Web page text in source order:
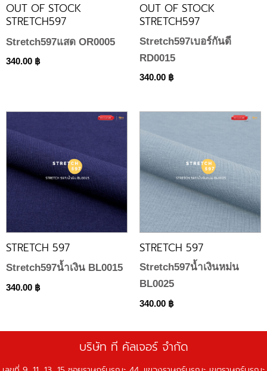
OUT OF STOCK
STRETCH597
Stretch597แสด OR0005
340.00 ฿
OUT OF STOCK
STRETCH597
Stretch597เบอร์กันดี
RD0015
340.00 ฿
STRETCH 597
Stretch597น้ำเงิน BL0015
340.00 ฿
STRETCH 597
Stretch597น้ำเงินหม่น
BL0025
340.00 ฿
บริษัท ที คัลเจอร์ จำกัด